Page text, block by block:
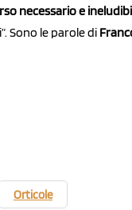
necessario e
Sono le parole di
Orticole